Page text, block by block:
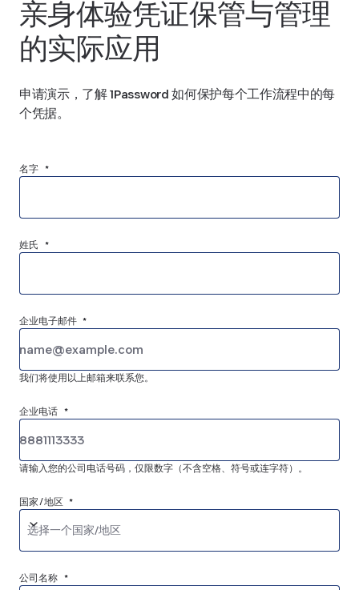
亲身体验凭证保管与管理
的实际应用
申请演示，了解 1Password 如何保护每个工作流程中的每
个凭据。
名字 *
姓氏 *
企业电子邮件 *
我们将使用以上邮箱来联系您。
企业电话 *
请输入您的公司电话号码，仅限数字（不含空格、符号或连字符）。
国家/地区 *
选择一个国家/地区
公司名称 *